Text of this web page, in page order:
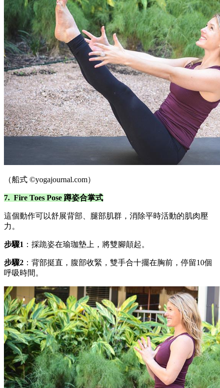
（船式 ©yogajournal.com）
7. Fire Toes Pose 蹲姿合掌式
這個動作可以舒展背部、腿部肌群，消除平時活動的肌肉壓
力。
步驟1 ：採跪姿在瑜珈墊上，將雙腳顛起。
步驟2 ：背部挺直，腹部收緊，雙手合十擺在胸前，停留10個
呼吸時間。